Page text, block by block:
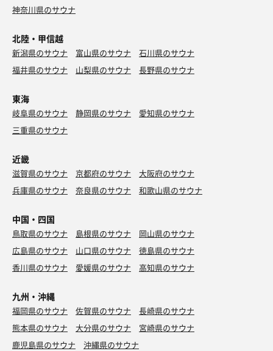
神奈川県のサウナ
北陸・甲信越
新潟県のサウナ 富山県のサウナ
石川県のサウナ
福井県のサウナ
山梨県のサウナ 長野県のサウナ
東海
岐阜県のサウナ 静岡県のサウナ
愛知県のサウナ
三重県のサウナ
近畿
滋賀県のサウナ 京都府のサウナ
大阪府のサウナ
兵庫県のサウナ
奈良県のサウナ 和歌山県のサウナ
中国・四国
鳥取県のサウナ 島根県のサウナ
岡山県のサウナ
広島県のサウナ
山口県のサウナ
徳島県のサウナ
香川県のサウナ
愛媛県のサウナ 高知県のサウナ
九州・沖縄
福岡県のサウナ 佐賀県のサウナ
長崎県のサウナ
熊本県のサウナ
大分県のサウナ
宮崎県のサウナ
鹿児島県のサウナ
沖縄県のサウナ